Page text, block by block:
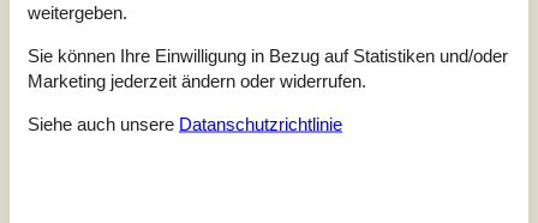
1
Kommentare
Keine Bewertungen haben Kommentare.
weitergeben.
Sie können Ihre Einwilligung in Bezug auf Statistiken und/oder
Marketing jederzeit ändern oder widerrufen.
Siehe auch unsere Datanschutzrichtlinie